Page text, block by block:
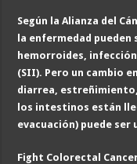
Según la Alianza del
la enfermedad pueden
hemorroides,
(SII). Pero un cambio
diarrea,
los intestinos están
evacuación) puede ser
Fight Colorectal